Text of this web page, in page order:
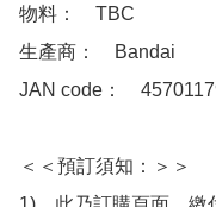
物料：　TBC
生產商：　Bandai
JAN code：　
＜＜預訂須知：＞＞